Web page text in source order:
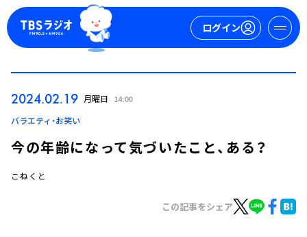
ログイン
ログイン
2024.02.19 月曜日 14:00
バラエティ・お笑い
今の年齢になって気づいたこと、ある？
こねくと
この記事をシェア